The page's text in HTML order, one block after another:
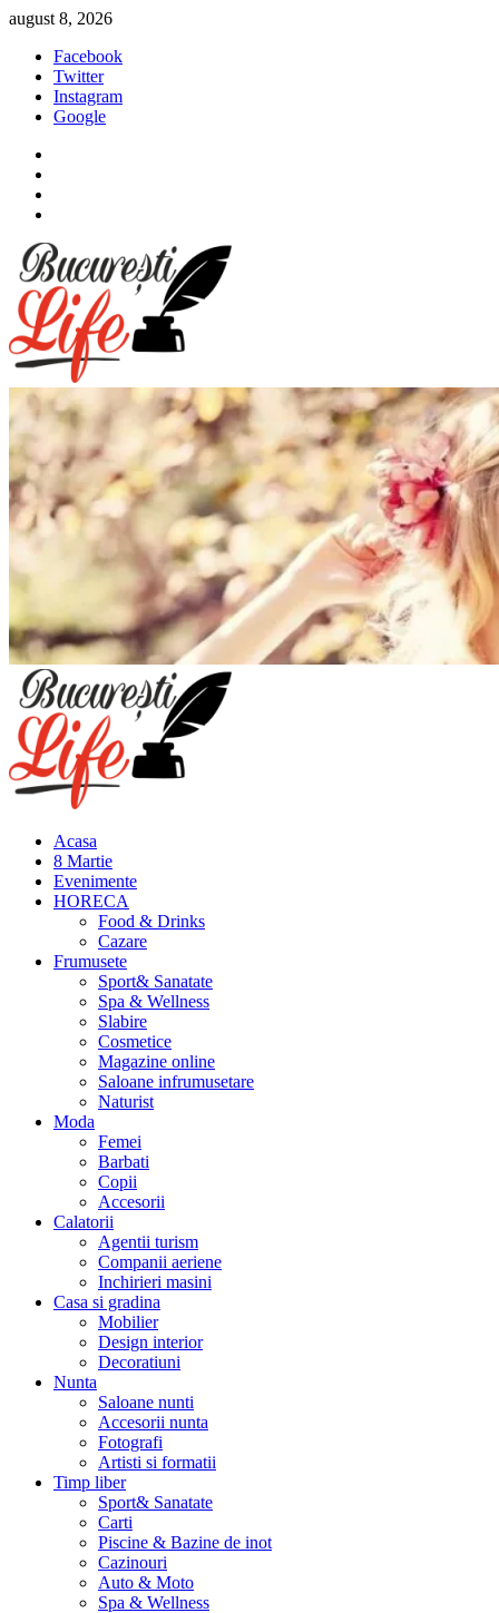
Sari
conținut
august 8, 2026
Facebook
Twitter
Instagram
Google
Meniu
principal
Acasa
8 Martie
Evenimente
HORECA
Food & Drinks
Cazare
Frumusete
Sport& Sanatate
Spa & Wellness
Slabire
Cosmetice
Magazine online
Saloane infrumusetare
Naturist
Moda
Femei
Barbati
Copii
Accesorii
Calatorii
Agentii turism
Companii aeriene
Inchirieri masini
Casa si gradina
Mobilier
Design interior
Decoratiuni
Nunta
Saloane nunti
Accesorii nunta
Fotografi
Artisti si formatii
Timp liber
Sport& Sanatate
Carti
Piscine & Bazine de inot
Cazinouri
Auto & Moto
Spa & Wellness